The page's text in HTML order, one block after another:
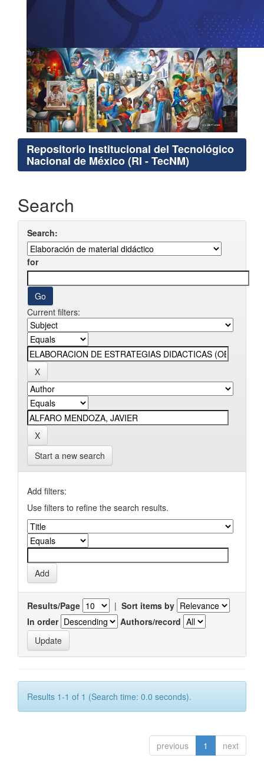
Repositorio Institucional del Tecnológico
Nacional de México (RI - TecNM)
Search
Search:
for
Current filters:
Start a new search
Add filters:
Use filters to refine the search results.
Results/Page | Sort items by
In order
Authors/record
Results 1-1 of 1 (Search time: 0.0 seconds).
previous 1 next